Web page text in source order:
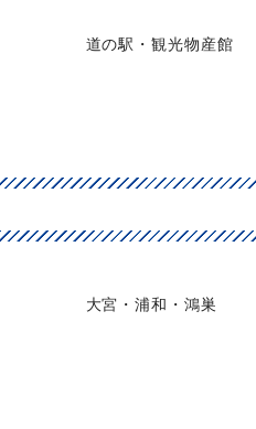
道の駅・観光物産館
大宮・浦和・鴻巣